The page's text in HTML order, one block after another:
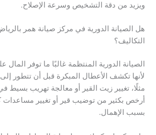
ويزيد من دقة التشخيص وسرعة الإصلاح.
هل الصيانة الدورية في مركز صيانة همر
التكاليف؟
الصيانة الدورية المنتظمة غالبًا ما توفر المال
لأنها تكشف الأعطال المبكرة قبل أن تتطور
مثلًا، تغيير زيت القير أو معالجة تهريب بسيط
أرخص بكثير من توضيب قير أو تغيير مساعدات
بسبب الإهمال.